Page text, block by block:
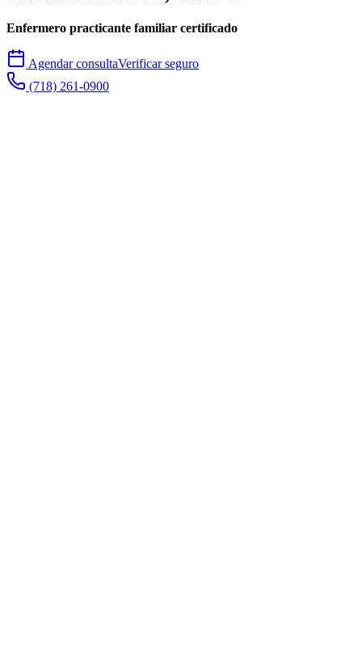
Enfermero practicante familiar certificado
Agendar consultaVerificar seguro
(718) 261-0900